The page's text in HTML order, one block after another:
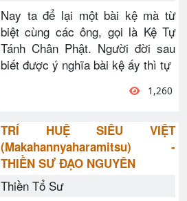
Nay ta để lại một bài kệ mà từ
biệt cùng các ông, gọi là Kệ Tự
Tánh Chân Phật. Người đời sau
biết được ý nghĩa bài kệ ấy thì tự
1,260
TRÍ HUỆ SIÊU VIỆT
(Makahannyaharamitsu) -
THIỀN SƯ ĐẠO NGUYÊN
Thiền Tổ Sư